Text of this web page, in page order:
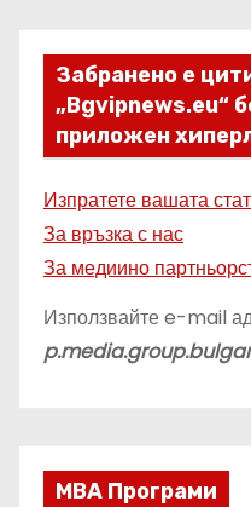
Забранено е
„Bgvipnews.eu“
приложен
Изпратете вашата
За връзка с нас
За медиино
Използвайте e-mail
МВА Програми